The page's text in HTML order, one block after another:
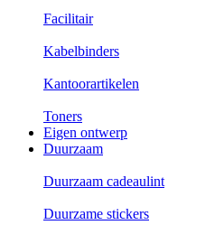
Facilitair
Kabelbinders
Kantoorartikelen
Toners
Eigen ontwerp
Duurzaam
Duurzaam cadeaulint
Duurzame stickers